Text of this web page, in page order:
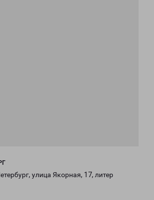
улица Якорная, 17, литер